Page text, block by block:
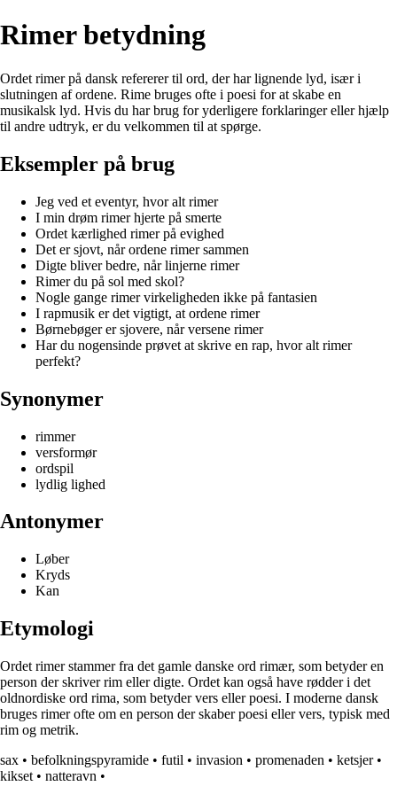
Rimer betydning
Ordet rimer på dansk refererer til ord, der har lignende lyd, især i
slutningen af ordene. Rime bruges ofte i poesi for at skabe en
musikalsk lyd. Hvis du har brug for yderligere forklaringer eller hjælp
til andre udtryk, er du velkommen til at spørge.
Eksempler på brug
Jeg ved et eventyr, hvor alt rimer
I min drøm rimer hjerte på smerte
Ordet kærlighed rimer på evighed
Det er sjovt, når ordene rimer sammen
Digte bliver bedre, når linjerne rimer
Rimer du på sol med skol?
Nogle gange rimer virkeligheden ikke på fantasien
I rapmusik er det vigtigt, at ordene rimer
Børnebøger er sjovere, når versene rimer
Har du nogensinde prøvet at skrive en rap, hvor alt rimer
perfekt?
Synonymer
rimmer
versformør
ordspil
lydlig lighed
Antonymer
Løber
Kryds
Kan
Etymologi
Ordet rimer stammer fra det gamle danske ord rimær, som betyder en
person der skriver rim eller digte. Ordet kan også have rødder i det
oldnordiske ord rima, som betyder vers eller poesi. I moderne dansk
bruges rimer ofte om en person der skaber poesi eller vers, typisk med
rim og metrik.
sax • befolkningspyramide • futil • invasion • promenaden • ketsjer•
kikset • natteravn •